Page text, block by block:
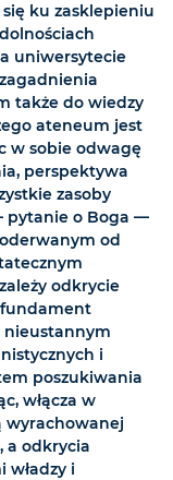
się ku zasklepieniu
uniwersytecie
także do wiedzy
ateneum jest
w sobie odwagę
perspektywa
zasoby
pytanie o Boga —
od
odkrycie
fundament
nieustannym
i
poszukiwania
włącza w
wyrachowanej
a odkrycia
władzy i